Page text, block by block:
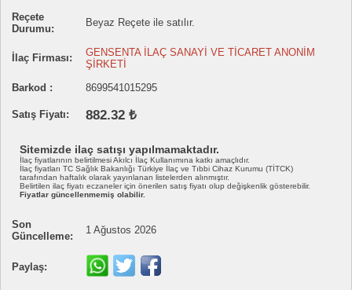
Reçete
Durumu:
Beyaz Reçete ile satılır.
İlaç Firması:
GENSENTA İLAÇ SANAYİ VE TİCARET ANONİM
ŞİRKETİ
Barkod :
8699541015295
Satış Fiyatı: 882.32 ₺
Sitemizde ilaç satışı yapılmamaktadır.
İlaç fiyatlarının belirtilmesi Akılcı İlaç Kullanımına katkı amaçlıdır.
İlaç fiyatları TC Sağlık Bakanlığı Türkiye İlaç ve Tıbbi Cihaz Kurumu (TİTCK)
tarafından haftalık olarak yayınlanan listelerden alınmıştır.
Belirtilen ilaç fiyatı eczaneler için önerilen satış fiyatı olup değişkenlik gösterebilir.
Fiyatlar güncellenmemiş olabilir.
Son
Güncelleme:
1 Ağustos 2026
Paylaş: